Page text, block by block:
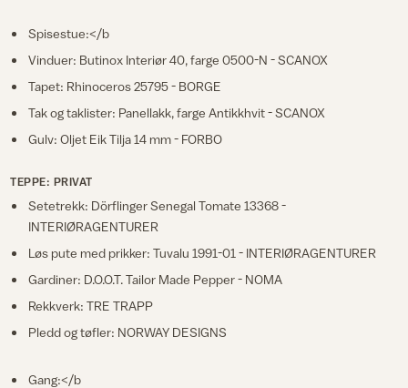
Spisestue:</b
Vinduer: Butinox Interiør 40, farge 0500-N - SCANOX
Tapet: Rhinoceros 25795 - BORGE
Tak og taklister: Panellakk, farge Antikkhvit - SCANOX
Gulv: Oljet Eik Tilja 14 mm - FORBO
TEPPE: PRIVAT
Setetrekk: Dörflinger Senegal Tomate 13368 -
INTERIØRAGENTURER
Løs pute med prikker: Tuvalu 1991-01 - INTERIØRAGENTURER
Gardiner: D.O.O.T. Tailor Made Pepper - NOMA
Rekkverk: TRE TRAPP
Pledd og tøfler: NORWAY DESIGNS
Gang:</b